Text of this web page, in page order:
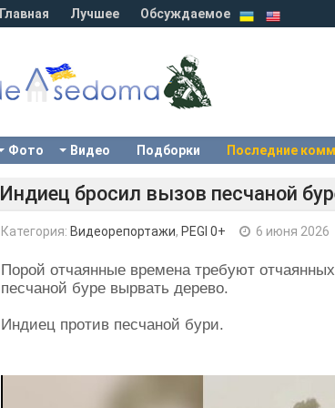
Главная Лучшее Обсуждаемое
Фото Видео Подборки Последние
Индиец бросил вызов песчаной
Категория: Видеорепортажи, PEGI 0+ 6 июня 2026
Порой отчаянные времена требуют
песчаной буре вырвать дерево.
Индиец против песчаной бури.